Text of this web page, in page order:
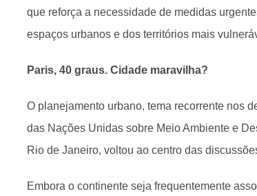
que reforça a necessidade de medidas
espaços urbanos e dos territórios mais
Paris, 40 graus. Cidade maravilha?
O planejamento urbano, tema recorrente nos
das Nações Unidas sobre Meio Ambiente e
Rio de Janeiro, voltou ao centro das
Embora o continente seja frequentemente